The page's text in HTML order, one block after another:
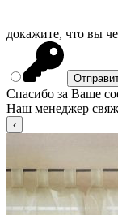
докажите, что вы
Спасибо за Ваше
Наш менеджер